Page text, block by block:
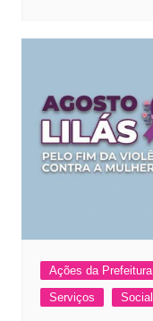
Ações da Prefeitura
Serviços
Social